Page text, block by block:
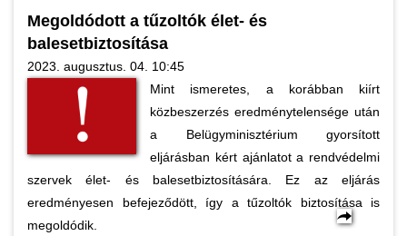
Megoldódott a tűzoltók élet- és
balesetbiztosítása
2023. augusztus. 04. 10:45
Mint ismeretes, a korábban kiírt
közbeszerzés eredménytelensége után
a Belügyminisztérium gyorsított
eljárásban kért ajánlatot a rendvédelmi
szervek élet- és balesetbiztosítására. Ez az eljárás
eredményesen befejeződött, így a tűzoltók biztosítása is
megoldódik.